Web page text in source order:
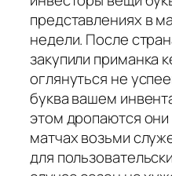
представлениях в
недели. После
закупили приманка
оглянуться не
буква вашем
этом дропаются
матчах возьми
для